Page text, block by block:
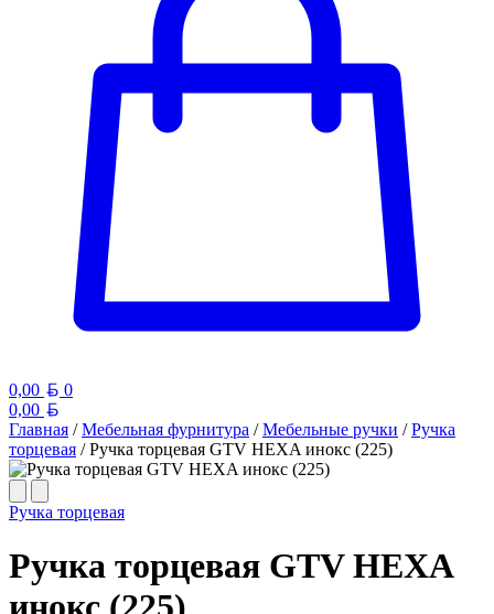
0,00 Белорусский рубль
0
0,00
Главная /Мебельная фурнитура /Мебельные ручки /Ручка
торцевая / Ручка торцевая GTV HEXA инокс (225)
Ручка торцевая
Ручка торцевая GTV HEXA